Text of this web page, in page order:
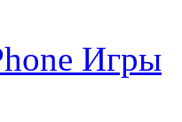
Игры